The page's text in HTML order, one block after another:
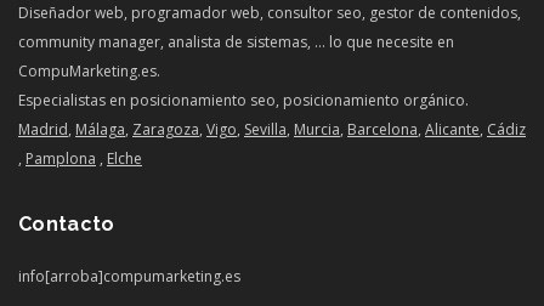
Diseñador web, programador web, consultor seo, gestor de contenidos,
community manager, analista de sistemas, … lo que necesite en
CompuMarketing.es.
Especialistas en posicionamiento seo, posicionamiento orgánico.
Madrid, Málaga, Zaragoza, Vigo, Sevilla, Murcia, Barcelona, Alicante, Cádiz
, Pamplona , Elche
Contacto
info[arroba]compumarketing.es